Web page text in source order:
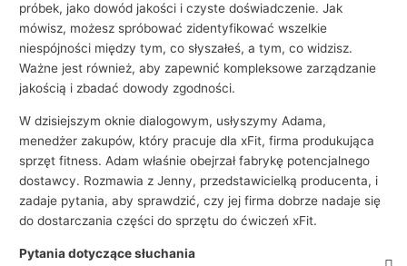
próbek, jako dowód jakości i czyste doświadczenie. Jak
mówisz, możesz spróbować zidentyfikować wszelkie
niespójności między tym, co słyszałeś, a tym, co widzisz.
Ważne jest również, aby zapewnić kompleksowe zarządzanie
jakością i zbadać dowody zgodności.
W dzisiejszym oknie dialogowym, usłyszymy Adama,
menedżer zakupów, który pracuje dla xFit, firma produkująca
sprzęt fitness. Adam właśnie obejrzał fabrykę potencjalnego
dostawcy. Rozmawia z Jenny, przedstawicielką producenta, i
zadaje pytania, aby sprawdzić, czy jej firma dobrze nadaje się
do dostarczania części do sprzętu do ćwiczeń xFit.
Pytania dotyczące słuchania